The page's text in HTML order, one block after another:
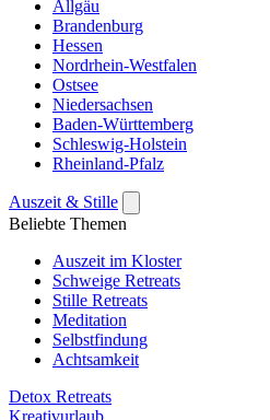
Allgäu
Brandenburg
Hessen
Nordrhein-Westfalen
Ostsee
Niedersachsen
Baden-Württemberg
Schleswig-Holstein
Rheinland-Pfalz
Auszeit & Stille
Beliebte Themen
Auszeit im Kloster
Schweige Retreats
Stille Retreats
Meditation
Selbstfindung
Achtsamkeit
Detox Retreats
Kreativurlaub